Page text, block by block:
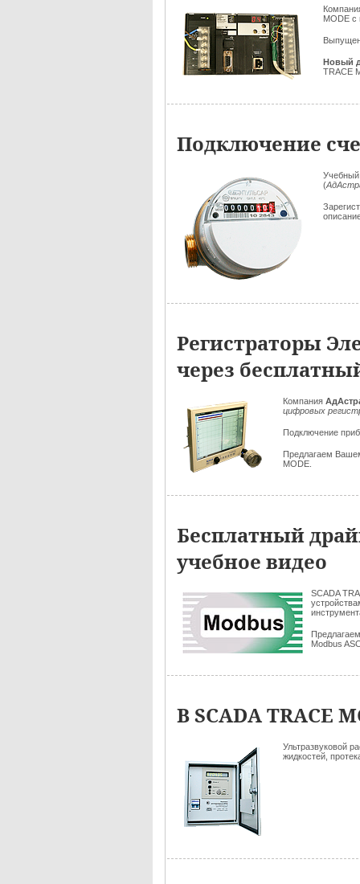
MODE c
Новый
TRACE
Подключение
(
Регистраторы
через
Компания
цифровых
Подключение
Предлагаем
MODE.
Бесплатный
учебное видео
SCADA
Modbus
В SCADA TRACE
Ультразвуковой
жидкостей,